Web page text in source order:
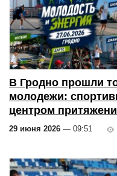
В Гродно прошли
молодежи:
центром
29 июня 2026 — 09:51